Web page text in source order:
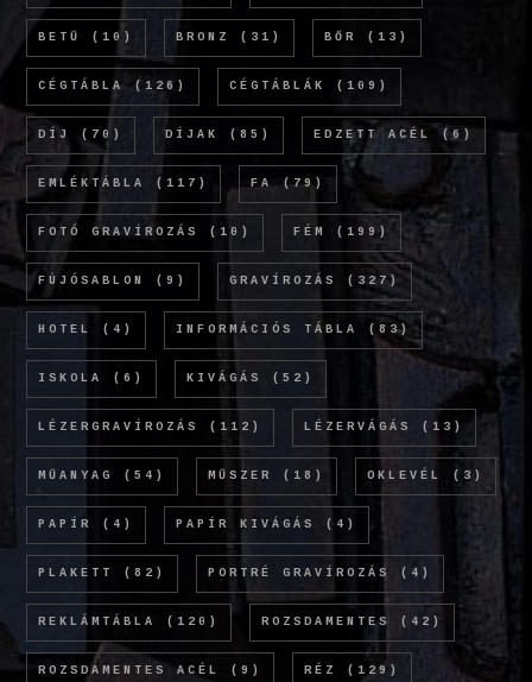
BETŰ (10) BRONZ (31) BŐR (13)
CÉGTÁBLA (126) CÉGTÁBLÁK (109)
DÍJ (70) DÍJAK (85) EDZETT ACÉL (6)
EMLÉKTÁBLA (117) FA (79)
FOTÓ GRAVÍROZÁS (10) FÉM (199)
FÚJÓSABLON (9) GRAVÍROZÁS (327)
HOTEL (4) INFORMÁCIÓS TÁBLA (83)
ISKOLA (6) KIVÁGÁS (52)
LÉZERGRAVÍROZÁS (112) LÉZERVÁGÁS (13)
MŰANYAG (54) MŰSZER (18) OKLEVÉL (3)
PAPÍR (4) PAPÍR KIVÁGÁS (4)
PLAKETT (82) PORTRÉ GRAVÍROZÁS (4)
REKLÁMTÁBLA (120) ROZSDAMENTES (42)
ROZSDAMENTES ACÉL (9) RÉZ (129)